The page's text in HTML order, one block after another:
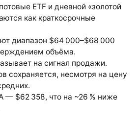
ETF и дневной «золотой
как краткосрочные
диапазон $64 000–$68 000
объёма.
на сигнал продажи.
сохраняется, несмотря на цену
— $62 358, что на ~26 % ниже